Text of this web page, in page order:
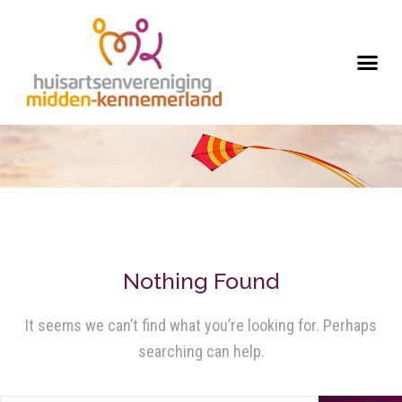
Nothing Found
It seems we can’t find what you’re looking for. Perhaps
searching can help.